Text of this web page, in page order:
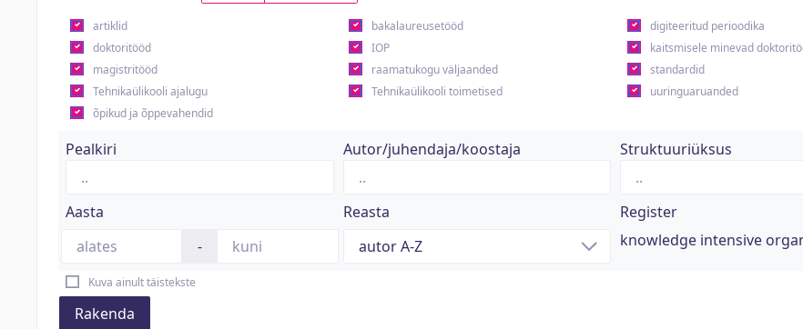
artiklid bakalaureusetööd digiteeritud perioodika
doktoritööd
IOP kaitsmisele minevad
magistritööd
raamatukogu väljaanded standardid
Tehnikaülikooli ajalugu
Tehnikaülikooli toimetised uuringuaruanded
õpikud ja õppevahendid
Pealkiri Autor/juhendaja/koostaja Struktuuriüksus
Aasta
-
Reasta
Register
knowledge intensive
Kuva ainult täistekste
Rakenda